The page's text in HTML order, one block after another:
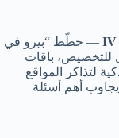
— خطّط “بيرو في
شركة: جدول 10 أيام قابل للتخصيص، باقات
لتذاكر المواقع
الحساسة والتنقلات، مع Checklist جاهز وFAQ يجاوب أهم أسئلة